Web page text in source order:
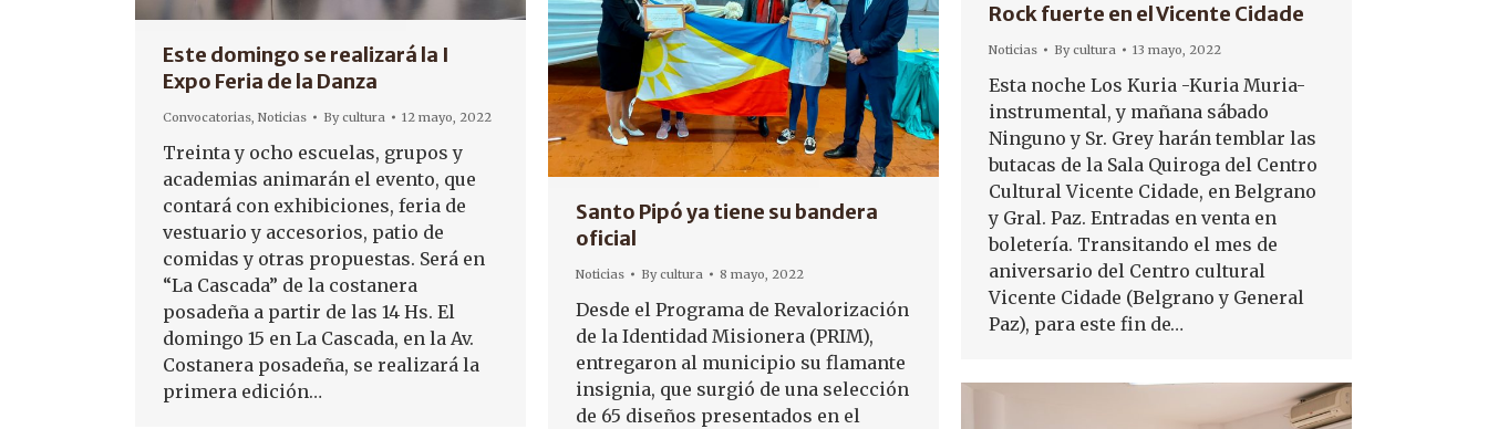
Rock fuerte en el Vicente Cidade
Noticias Bycultura 13 mayo, 2022
Esta noche Los Kuria -Kuria Muria-
instrumental, y mañana sábado
Ninguno y Sr. Grey harán temblar las
butacas de la Sala Quiroga del Centro
Cultural Vicente Cidade, en Belgrano
y Gral. Paz. Entradas en venta en
boletería. Transitando el mes de
aniversario del Centro cultural
Vicente Cidade (Belgrano y General
Paz), para este fin de…
Este domingo se realizará la I
Expo Feria de la Danza
Convocatorias, Noticias Bycultura 12 mayo, 2022
Treinta y ocho escuelas, grupos y
academias animarán el evento, que
contará con exhibiciones, feria de
vestuario y accesorios, patio de
comidas y otras propuestas. Será en
“La Cascada” de la costanera
posadeña a partir de las 14 Hs. El
domingo 15 en La Cascada, en la Av.
Costanera posadeña, se realizará la
primera edición…
Santo Pipó ya tiene su bandera
oficial
Noticias Bycultura 8 mayo, 2022
Desde el Programa de Revalorización
de la Identidad Misionera (PRIM),
entregaron al municipio su flamante
insignia, que surgió de una selección
de 65 diseños presentados en el